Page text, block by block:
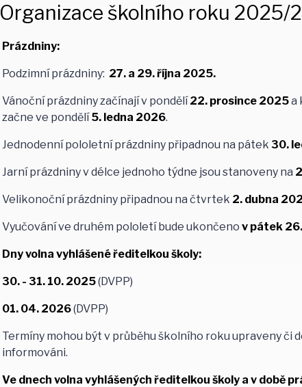
Organizace školního roku 2025/
Prázdniny:
Podzimní prázdniny: 27. a 29. října 2025.
Vánoční prázdniny začínají v pondělí22. prosince 2025a
začne ve pondělí5. ledna 2026.
Jednodenní pololetní prázdniny připadnou na pátek 30.
Jarní prázdniny v délce jednoho týdne jsou stanoveny na
Velikonoční prázdniny připadnou na čtvrtek 2. dubna
Vyučování ve druhém pololetí bude ukončeno v pátek
Dny volna vyhlášené ředitelkou školy:
30. - 31. 10. 2025(DVPP)
01. 04. 2026(DVPP)
Termíny mohou být v průběhu školního roku upraveny či
informováni.
Ve dnech volna vyhlášených ředitelkou školy a v době